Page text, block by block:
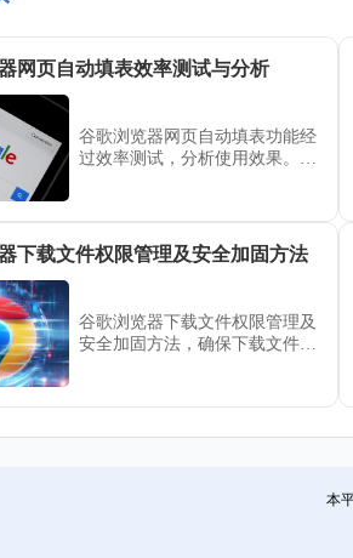
网页自动填表效率测试与分析
谷歌浏览器网页自动填表功能经
过效率测试，分析使用效果。用
下载文件权限管理及安全加固方法
谷歌浏览器下载文件权限管理及
安全加固方法，确保下载文件权
本